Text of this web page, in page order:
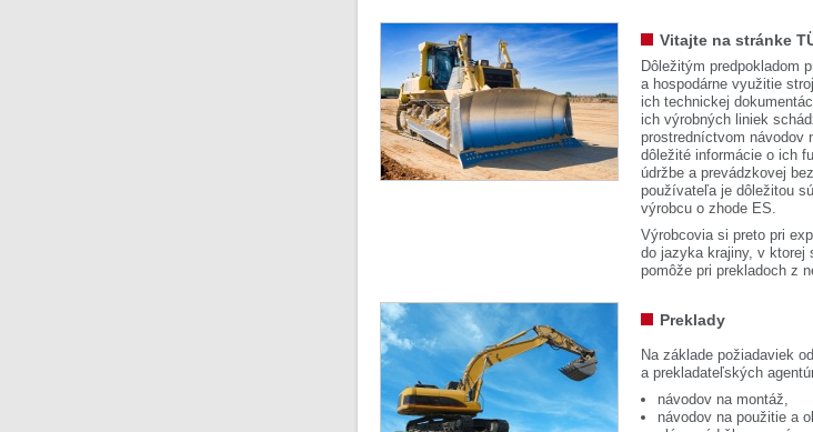
Vitajte na stránke
Dôležitým predpokladom
a hospodárne využitie
ich technickej
ich výrobných liniek
prostredníctvom návodov
dôležité informácie o ich
údržbe a prevádzkovej
používateľa je dôležitou
výrobcu o zhode ES.
Výrobcovia si preto pri
do jazyka krajiny, v ktorej
pomôže pri prekladoch z
Preklady
Na základe požiadaviek
a prekladateľských
návodov na montáž,
návodov na použitie a